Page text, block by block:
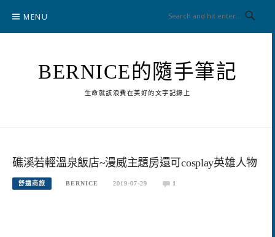
content
MENU
BERNICE的隨手筆記
生命就該浪費在美好的文字記錄上
礁溪若輕溫泉飯店~漫威主題房還可cosplay英雄人物
舒適商旅 BERNICE 2019-07-29 1